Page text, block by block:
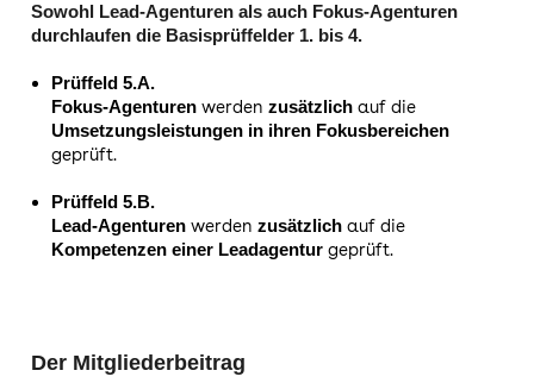
Sowohl Lead-Agenturen als auch Fokus-Agenturen
durchlaufen die Basisprüffelder 1. bis 4.
Prüffeld 5.A.
Fokus-Agenturenwerden zusätzlichauf die
Umsetzungsleistungen in ihren Fokusbereichen
geprüft.
Prüffeld 5.B.
Lead-Agenturenwerden zusätzlich auf die
Kompetenzen einer Leadagenturgeprüft.
Der Mitgliederbeitrag